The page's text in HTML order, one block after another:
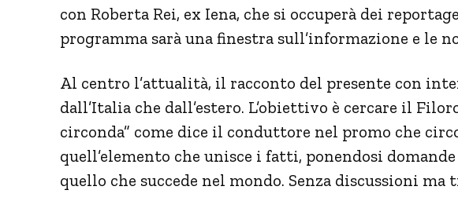
con Roberta Rei, ex Iena, che si occuperà dei
programma sarà una finestra sull’informazione e le
Al centro l’attualità, il racconto del presente con
dall’Italia che dall’estero. L’obiettivo è cercare il
circonda” come dice il conduttore nel promo che
quell’elemento che unisce i fatti, ponendosi
quello che succede nel mondo. Senza discussioni